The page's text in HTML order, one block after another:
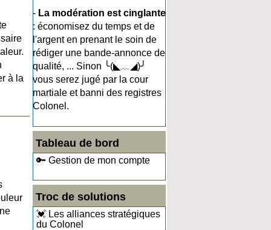
- La modération est cinglante
: économisez du temps et de
l'argent en prenant le soin de
rédiger une bande-annonce de
qualité, ... Sinon ╰(◣﹏◢)╯
vous serez jugé par la cour
martiale et banni des registres
Colonel.
Tableau de bord
🔑 Gestion de mon compte
Troc de solutions
💓 Les alliances stratégiques
du Colonel
à la